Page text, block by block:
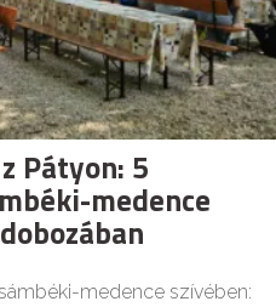
Pátyon: 5
medence
medence szívében: